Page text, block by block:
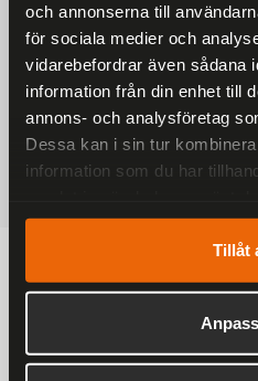
och annonserna till
för sociala medier och
vidarebefordrar även sådana
information från din enhet till
annons- och analysföretag
Dessa kan i sin tur
information som du har
Tillåt
FRAKTFRITT
På alla ordrar
1-3 DAGAR
Inom Sverige
SÄKRA
Betalkort, Klarna